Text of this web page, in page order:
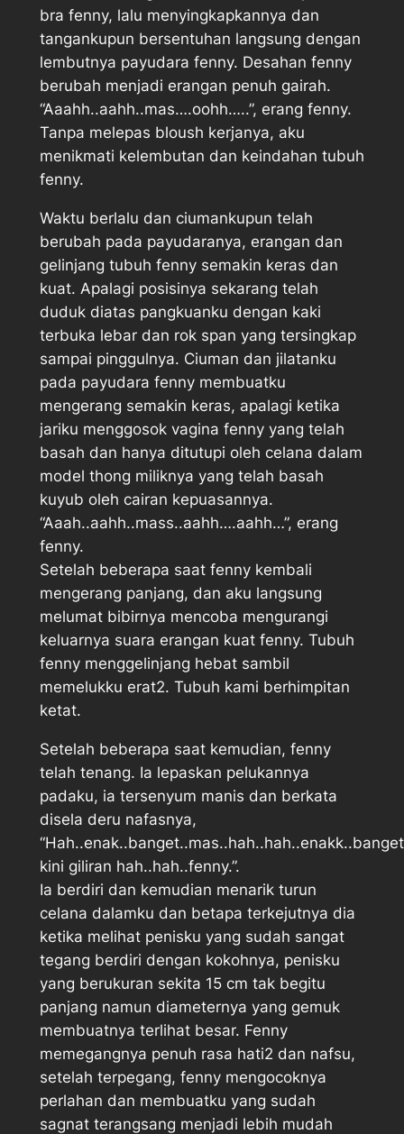
bra fenny, lalu menyingkapkannya dan
tangankupun bersentuhan langsung dengan
lembutnya payudara fenny. Desahan fenny
berubah menjadi erangan penuh gairah.
“Aaahh..aahh..mas….oohh…..”, erang fenny.
Tanpa melepas bloush kerjanya, aku
menikmati kelembutan dan keindahan tubuh
fenny.
Waktu berlalu dan ciumankupun telah
berubah pada payudaranya, erangan dan
gelinjang tubuh fenny semakin keras dan
kuat. Apalagi posisinya sekarang telah
duduk diatas pangkuanku dengan kaki
terbuka lebar dan rok span yang tersingkap
sampai pinggulnya. Ciuman dan jilatanku
pada payudara fenny membuatku
mengerang semakin keras, apalagi ketika
jariku menggosok vagina fenny yang telah
basah dan hanya ditutupi oleh celana dalam
model thong miliknya yang telah basah
kuyub oleh cairan kepuasannya.
“Aaah..aahh..mass..aahh….aahh…”, erang
fenny.
Setelah beberapa saat fenny kembali
mengerang panjang, dan aku langsung
melumat bibirnya mencoba mengurangi
keluarnya suara erangan kuat fenny. Tubuh
fenny menggelinjang hebat sambil
memelukku erat2. Tubuh kami berhimpitan
ketat.
Setelah beberapa saat kemudian, fenny
telah tenang. Ia lepaskan pelukannya
padaku, ia tersenyum manis dan berkata
disela deru nafasnya,
kini giliran hah..hah..fenny.”.
Ia berdiri dan kemudian menarik turun
celana dalamku dan betapa terkejutnya dia
ketika melihat penisku yang sudah sangat
tegang berdiri dengan kokohnya, penisku
yang berukuran sekita 15 cm tak begitu
panjang namun diameternya yang gemuk
membuatnya terlihat besar. Fenny
memegangnya penuh rasa hati2 dan nafsu,
setelah terpegang, fenny mengocoknya
perlahan dan membuatku yang sudah
sagnat terangsang menjadi lebih mudah